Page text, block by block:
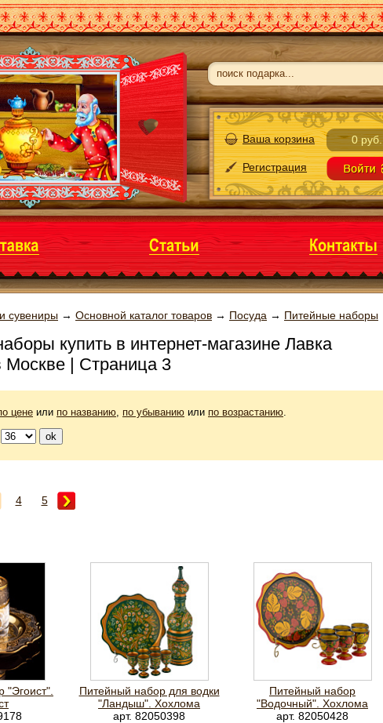
Ваша корзина 0 руб.
Регистрация
сувениры → Основной каталог товаров → Посуда → Питейные наборы
купить в интернет-магазине Лавка
Москве | Страница 3
цене или по названию, по убыванию или по возрастанию.
4 5
"Эгоист".
Питейный набор для водки
"Ландыш". Хохлома
арт. 82050398
Питейный набор
"Водочный". Хохлома
арт. 82050428